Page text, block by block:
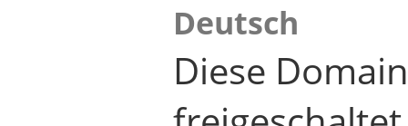
Deutsch
Diese